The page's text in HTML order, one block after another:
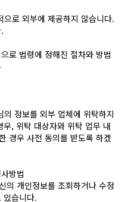
로 외부에 제공하지 않습니다.
로 법령에 정해진 절차와 방법
정보를 외부 업체에 위탁하지
, 위탁 대상자와 위탁 업무 내
경우 사전 동의를 받도록 하겠
방법
의 개인정보를 조회하거나 수정
있습니다.